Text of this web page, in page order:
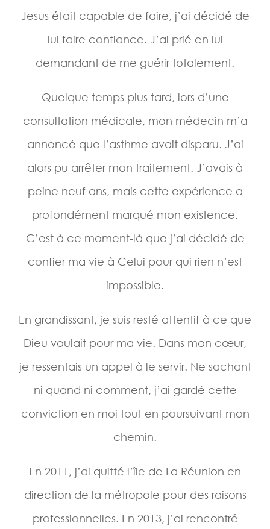
Jesus était capable de faire, j’ai décidé de
lui faire confiance. J’ai prié en lui
demandant de me guérir totalement.
Quelque temps plus tard, lors d’une
consultation médicale, mon médecin m’a
annoncé que l’asthme avait disparu. J’ai
alors pu arrêter mon traitement. J’avais à
peine neuf ans, mais cette expérience a
profondément marqué mon existence.
C’est à ce moment-là que j’ai décidé de
confier ma vie à Celui pour qui rien n’est
impossible.
En grandissant, je suis resté attentif à ce que
Dieu voulait pour ma vie. Dans mon cœur,
je ressentais un appel à le servir. Ne sachant
ni quand ni comment, j’ai gardé cette
conviction en moi tout en poursuivant mon
chemin.
En 2011, j’ai quitté l’île de La Réunion en
direction de la métropole pour des raisons
professionnelles. En 2013, j’ai rencontré